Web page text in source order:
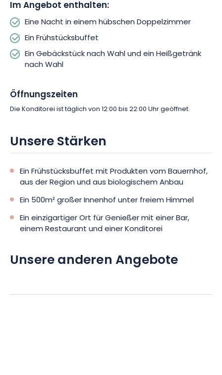
Wenn Sie aufwachen, wird auch Ihr Gaumen mit einem
köstlichen Frühstücksbuffet verwöhnt. Eine Einladung zu guter
Laune, um den Tag gut zu beginnen, mit der Ehre von
schmackhaft ausgewählten lokalen Produkten!
Im Angebot enthalten:
Eine Nacht in einem hübschen Doppelzimmer
Ein Frühstücksbuffet
Ein Gebäckstück nach Wahl und ein Heißgetränk
nach Wahl
Öffnungszeiten
Die Konditorei ist täglich von 12:00 bis 22:00 Uhr geöffnet.
Unsere Stärken
Ein Frühstücksbuffet mit Produkten vom Bauernhof,
aus der Region und aus biologischem Anbau
Ein 500m² großer Innenhof unter freiem Himmel
Ein einzigartiger Ort für Genießer mit einer Bar,
einem Restaurant und einer Konditorei
Unsere anderen Angebote